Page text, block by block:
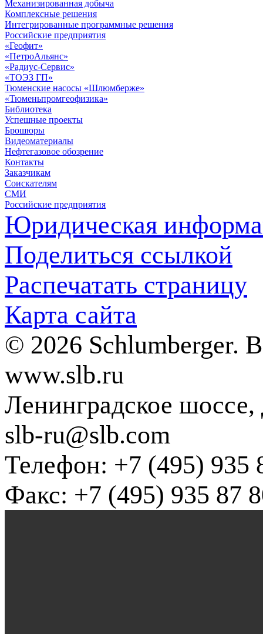
Механизированная добыча
Комплексные решения
Интегрированные программные решения
Российские предприятия
«Геофит»
«ПетроАльянс»
«Радиус-Сервис»
«ТОЭЗ ГП»
Тюменские насосы «Шлюмберже»
«Тюменьпромгеофизика»
Библиотека
Успешные проекты
Брошюры
Видеоматериалы
Нефтегазовое обозрение
Контакты
Заказчикам
Соискателям
СМИ
Российские предприятия
Юридическая
Поделиться ссылкой
Распечатать страницу
Карта сайта
© 2026 Schlumberger.
www.slb.ru
Ленинградское
slb-ru@slb.com
Телефон: +7 (495) 935
Факс: +7 (495) 935 87